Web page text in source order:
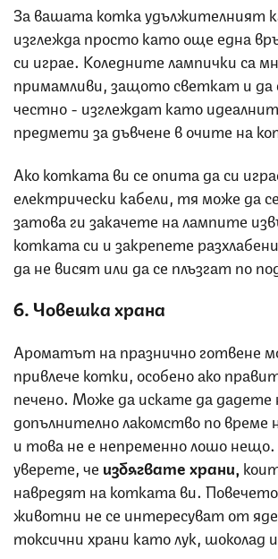
За вашата котка удължителният
изглежда просто като още една
си играе. Коледните лампички са
примамливи, защото светкат и да
честно - изглеждат като
предмети за дъвчене в очите на
Ако котката ви се опита да си
електрически кабели, тя може да се
затова ги закачете на лампите
котката си и закрепете
да не висят или да се плъзгат по
6. Човешка храна
Ароматът на празнично готвене
привлече котки, особено ако
печено. Може да искате да дадете
допълнително лакомство по време
и това не е непременно лошо
уверете, че избягвате храни,
навредят на котката ви.
животни не се интересуват от
токсични храни като лук, шоколад